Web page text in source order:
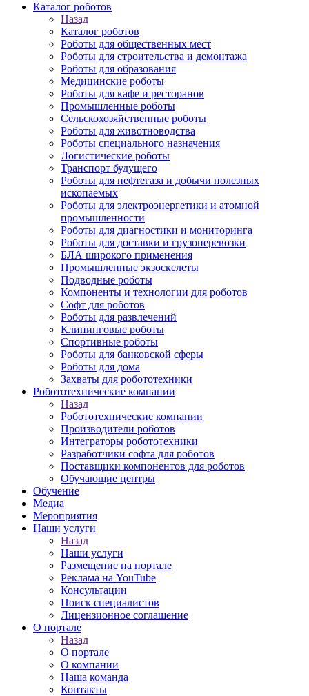
Каталог роботов
Назад
Каталог роботов
Роботы для общественных мест
Роботы для строительства и демонтажа
Роботы для образования
Медицинские роботы
Роботы для кафе и ресторанов
Промышленные роботы
Сельскохозяйственные роботы
Роботы для животноводства
Роботы специального назначения
Логистические роботы
Транспорт будущего
Роботы для нефтегаза и добычи полезных
ископаемых
Роботы для электроэнергетики и атомной
промышленности
Роботы для диагностики и мониторинга
Роботы для доставки и грузоперевозки
БЛА широкого применения
Промышленные экзоскелеты
Подводные роботы
Компоненты и технологии для роботов
Софт для роботов
Роботы для развлечений
Клининговые роботы
Спортивные роботы
Роботы для банковской сферы
Роботы для дома
Захваты для робототехники
Робототехнические компании
Назад
Робототехнические компании
Производители роботов
Интеграторы робототехники
Разработчики софта для роботов
Поставщики компонентов для роботов
Обучающие центры
Обучение
Медиа
Мероприятия
Наши услуги
Назад
Наши услуги
Размещение на портале
Реклама на YouTube
Консультации
Поиск специалистов
Лицензионное соглашение
О портале
Назад
О портале
О компании
Наша команда
Контакты